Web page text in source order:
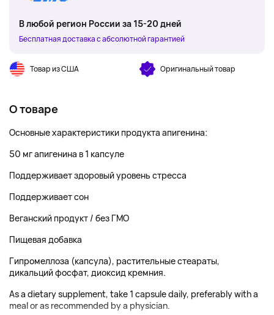
В любой регион России за 15-20 дней
Бесплатная доставка с абсолютной гарантией
Товар из США Оригинальный товар
О товаре
Основные характеристики продукта апигенина:
50 мг апигенина в 1 капсуле
Поддерживает здоровый уровень стресса
Поддерживает сон
Веганский продукт / без ГМО
Пищевая добавка
Гипромеллоза (капсула), растительные стеараты,
дикальций фосфат, диоксид кремния.
As a dietary supplement, take 1 capsule daily, preferably with a
meal or as recommended by a physician.